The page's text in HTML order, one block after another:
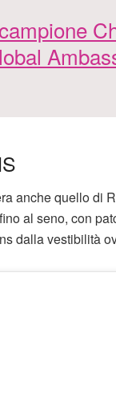
anche quello di
al seno, con
dalla vestibilità